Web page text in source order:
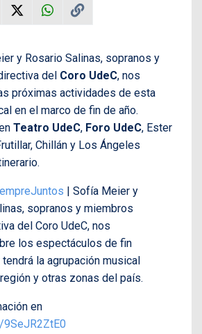
y Rosario Salinas, sopranos y
del Coro UdeC, nos
próximas actividades de esta
en el marco de fin de año.
Teatro UdeC, Foro UdeC, Ester
Chillán y Los Ángeles
| Sofía Meier y
sopranos y miembros
del Coro UdeC, nos
los espectáculos de fin
la agrupación musical
y otras zonas del país.
en